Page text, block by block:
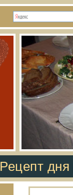
Рецепт дня